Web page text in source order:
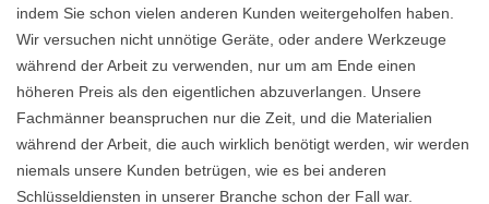
indem Sie schon vielen anderen Kunden weitergeholfen haben.
Wir versuchen nicht unnötige Geräte, oder andere Werkzeuge
während der Arbeit zu verwenden, nur um am Ende einen
höheren Preis als den eigentlichen abzuverlangen. Unsere
Fachmänner beanspruchen nur die Zeit, und die Materialien
während der Arbeit, die auch wirklich benötigt werden, wir werden
niemals unsere Kunden betrügen, wie es bei anderen
Schlüsseldiensten in unserer Branche schon der Fall war.